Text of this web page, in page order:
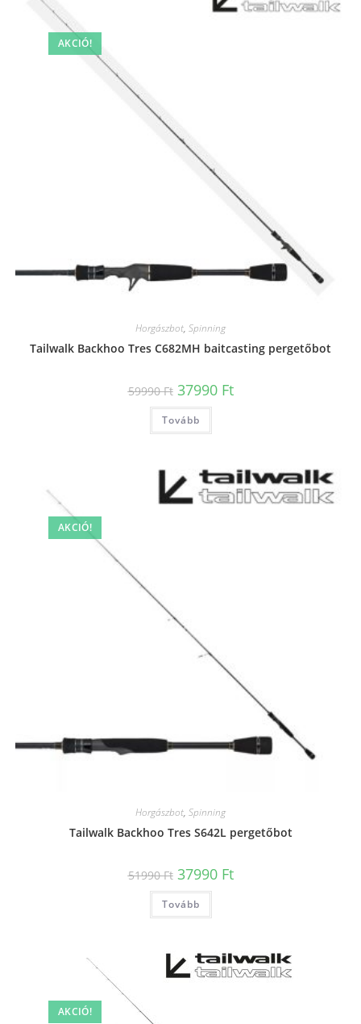
AKCIÓ!
Horgászbot, Spinning
Tailwalk Backhoo Tres C682MH baitcasting pergetőbot
59990Ft Original
price
was:
59990 Ft.
37990 FtCurrent
price
Tovább
AKCIÓ!
Horgászbot, Spinning
Tailwalk Backhoo Tres S642L pergetőbot
51990Ft Original
price
was:
51990 Ft.
37990 FtCurrent
price
Tovább
AKCIÓ!